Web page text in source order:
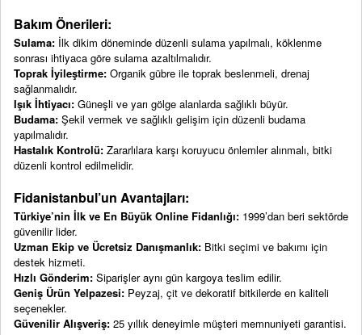
Bakım Önerileri:
Sulama: İlk dikim döneminde düzenli sulama yapılmalı, köklenme
sonrası ihtiyaca göre sulama azaltılmalıdır.
Toprak İyileştirme: Organik gübre ile toprak beslenmeli, drenaj
sağlanmalıdır.
Işık İhtiyacı: Güneşli ve yarı gölge alanlarda sağlıklı büyür.
Budama: Şekil vermek ve sağlıklı gelişim için düzenli budama
yapılmalıdır.
Hastalık Kontrolü: Zararlılara karşı koruyucu önlemler alınmalı, bitki
düzenli kontrol edilmelidir.
Fidanistanbul’un Avantajları:
Türkiye’nin İlk ve En Büyük Online Fidanlığı: 1999’dan beri sektörde
güvenilir lider.
Uzman Ekip ve Ücretsiz Danışmanlık: Bitki seçimi ve bakımı için
destek hizmeti.
Hızlı Gönderim: Siparişler aynı gün kargoya teslim edilir.
Geniş Ürün Yelpazesi: Peyzaj, çit ve dekoratif bitkilerde en kaliteli
seçenekler.
Güvenilir Alışveriş: 25 yıllık deneyimle müşteri memnuniyeti garantisi.